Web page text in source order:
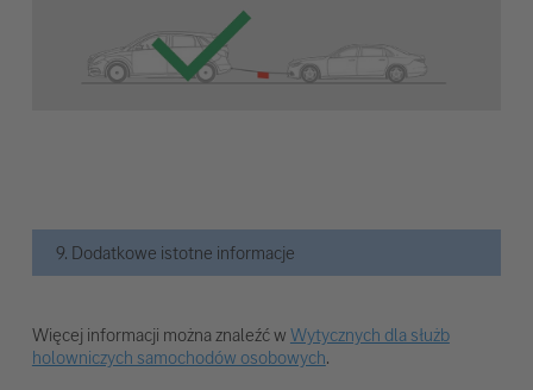
9. Dodatkowe istotne informacje
Więcej informacji można znaleźć wWytycznych dla służb
holowniczych samochodów osobowych.